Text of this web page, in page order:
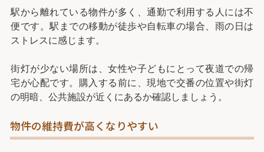
駅から離れている物件が多く、通勤で利用する人には不
便です。駅までの移動が徒歩や自転車の場合、雨の日は
ストレスに感じます。
街灯が少ない場所は、女性や子どもにとって夜道での帰
宅が心配です。購入する前に、現地で交番の位置や街灯
の明暗、公共施設が近くにあるか確認しましょう。
物件の維持費が高くなりやすい